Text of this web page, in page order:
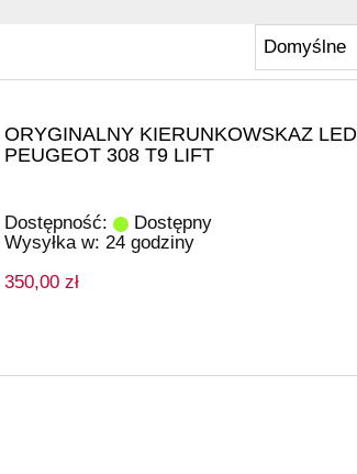
ORYGINALNY KIERUNKOWSKAZ
PEUGEOT 308 T9 LIFT
Dostępność:
Dostępny
Wysyłka w: 24 godziny
350,00 zł